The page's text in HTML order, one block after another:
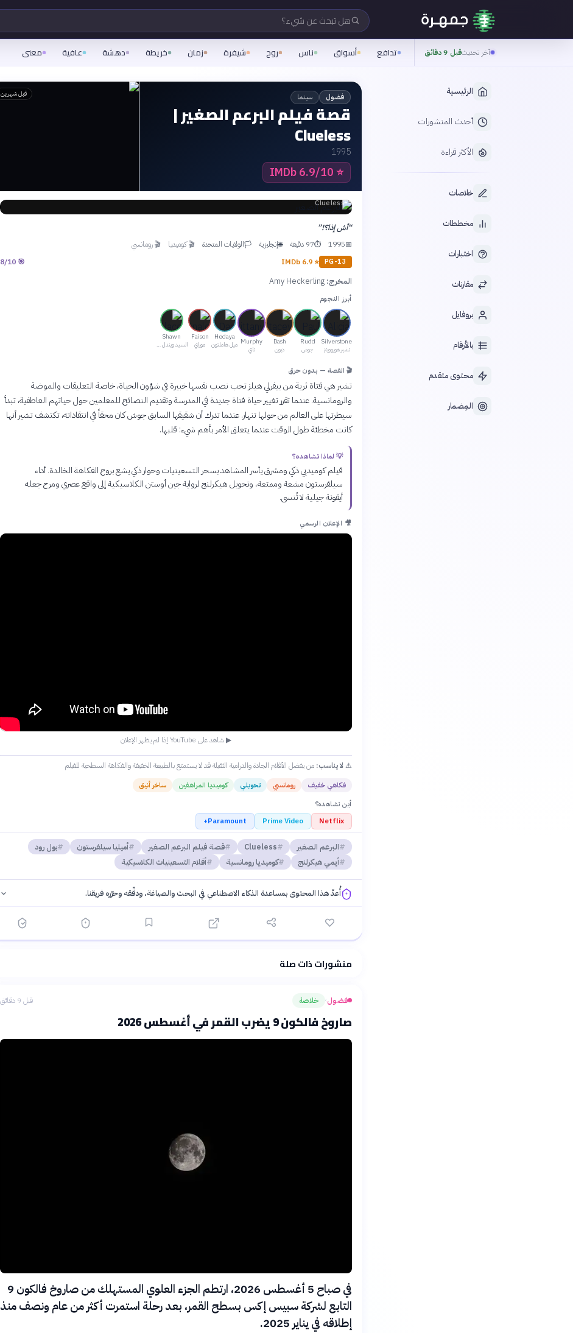
هل تبحث عن شيء؟
آخر تحديثقبل 9 دقائق تدافع أسواق ناس روح شيفرة زمان خريطة دهشة عافية معنى
الرئيسية
أحدث المنشورات
الأكثر قراءة
خلاصات
مخططات
اختبارات
مقارنات
بروفايل
بالأرقام
محتوى متقدم
المِضمار
فضول سينما
قصة فيلم البرعم الصغير |
Clueless
1995
⭐
6.9/10 IMDb
قبل شهرين
Clueless
“أش إذا؟!”
📅
1995
⏱97 دقيقة 🌐إنجليزية 🏳الولايات المتحدة 🎬كوميديا 🎬رومانسي
PG-13
⭐
6.9
IMDb
🎯
8/10
المخرج: Amy Heckerling
أبرز النجوم
Silverstone
تشير هوروويتز
Rudd
جوش
Dash
ديون
Murphy
تاي
Hedaya
ميل هاملتون
Faison
موراي
Shawn
السيد ويندل هول
🎬 القصة — بدون حرق
تشير هي فتاة ثرية من بيفرلي هيلز تحب نصب نفسها خبيرة في شؤون الحياة، خاصة التعليقات والموضة
والرومانسية. عندما تقرر تغيير حياة فتاة جديدة في المدرسة وتقديم النصائح للمعلمين حول حياتهم العاطفية، تبدأ
سيطرتها على العالم من حولها تنهار. عندما تدرك أن شقيقها السابق جوش كان محقاً في انتقاداته، تكتشف تشير أنها
كانت مخطئة طول الوقت عندما يتعلق الأمر بأهم شيء: قلبها.
💡 لماذا تشاهده؟
فيلم كوميديي ذكي ومشرق يأسر المشاهد بسحر التسعينيات وحوار ذكي يشع بروح الفكاهة الخالدة. أداء
سيلفرستون مشعة وممتعة، وتحويل هيكرلنج لرواية جين أوستن الكلاسيكية إلى واقع عصري ومرح جعله
أيقونة جيلية لا تُنسى.
🎥 الإعلان الرسمي
▶ شاهد على YouTube إذا لم يظهر الإعلان
⚠️لا يناسب: من يفضل الأفلام الجادة والدرامية الثقيلة قد لا يستمتع بالطبيعة الخفيفة والفكاهة السطحية للفيلم
فكاهي خفيف رومانسي تحويلي كوميديا المراهقين
ساخر أنيق
أين تشاهده؟
Netflix
Prime Video
Paramount+
البرعم الصغير Clueless قصة فيلم البرعم الصغير أميليا سيلفرستون
بول رود
أيمي هيكرلنج
كوميديا رومانسية أفلام التسعينيات الكلاسيكية
أُعدّ هذا المحتوى بمساعدة الذكاء الاصطناعي في البحث والصياغة، ودقّقه وحرّره فريقنا.
منشورات ذات صلة
فضول› خلاصة قبل 9 دقائق
صاروخ فالكون 9 يضرب القمر في أغسطس 2026
في صباح 5 أغسطس 2026، ارتطم الجزء العلوي المستهلك من صاروخ فالكون 9
التابع لشركة سبيس إكس بسطح القمر، بعد رحلة استمرت أكثر من عام ونصف منذ
إطلاقه في يناير 2025.